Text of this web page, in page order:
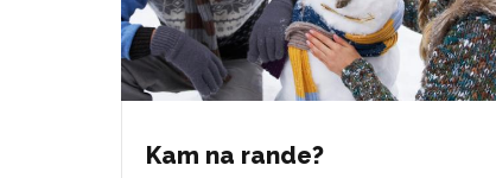
Kam na rande?